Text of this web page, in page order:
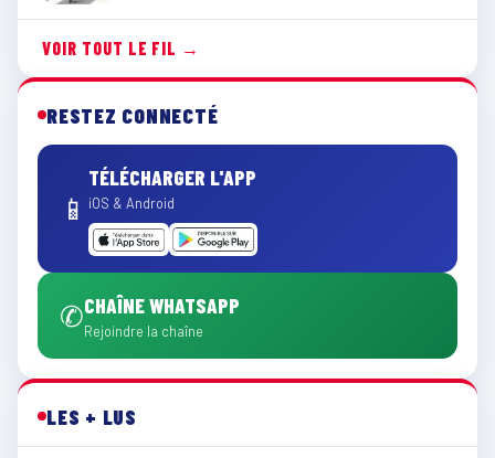
VOIR TOUT LE FIL →
RESTEZ CONNECTÉ
📱
TÉLÉCHARGER L'APP
iOS & Android
✆CHAÎNE WHATSAPP
Rejoindre la chaîne
LES + LUS